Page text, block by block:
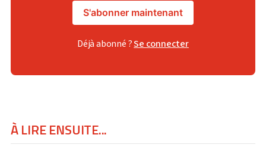
S'abonner maintenant
Déjà abonné ?Se connecter
À LIRE ENSUITE...